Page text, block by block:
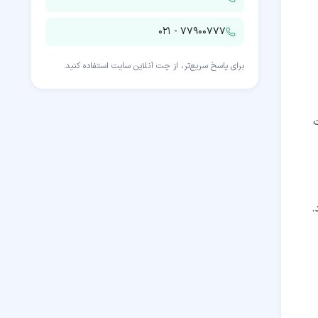
۰۲۱ - ۷۷۹۰۰۷۷۷
برای پاسخ سریع‌تر، از چت آنلاین سایت استفاده کنید.